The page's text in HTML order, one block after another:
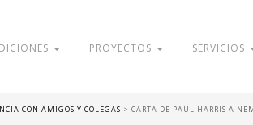
PROYECTOS SERVICIOS
CON AMIGOS Y COLEGAS > CARTA DE PAUL HARRIS A